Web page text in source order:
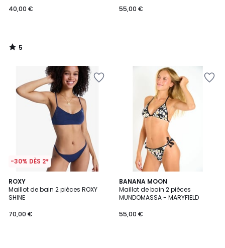
40,00 €
5
/
55,00 €
-30% DÈS 2*
ROXY
Maillot de bain 2 pièces ROXY
SHINE
70,00 €
4
/
5
BANANA MOON
Maillot de bain 2 pièces
MUNDOMASSA - MARYFIELD
55,00 €